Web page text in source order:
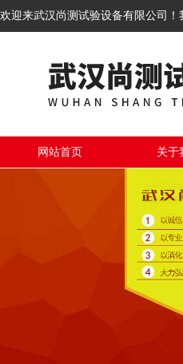
欢迎来武汉尚测试验设备有限公司！
网站首页 关于